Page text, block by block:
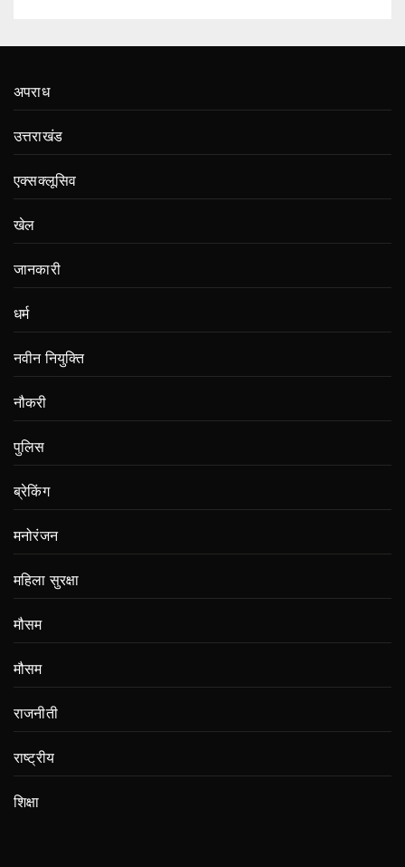
अपराध
उत्तराखंड
एक्सक्लूसिव
खेल
जानकारी
धर्म
नवीन नियुक्ति
नौकरी
पुलिस
ब्रेकिंग
मनोरंजन
महिला सुरक्षा
मौसम
मौसम
राजनीती
राष्ट्रीय
शिक्षा